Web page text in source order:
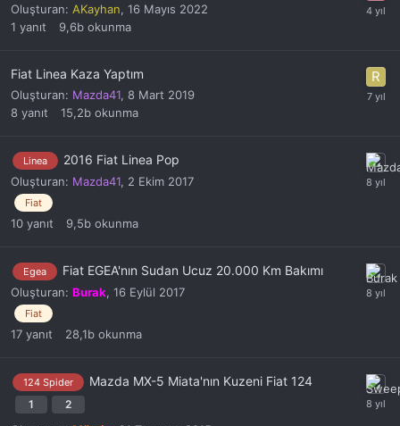
Oluşturan: AKayhan, 16 Mayıs 2022
1 yanıt 9,6b okunma
Fiat Linea Kaza Yaptım
Oluşturan: Mazda41, 8 Mart 2019
8 yanıt 15,2b okunma
Linea 2016 Fiat Linea Pop
Oluşturan: Mazda41, 2 Ekim 2017
Fiat
10 yanıt 9,5b okunma
Egea Fiat EGEA'nın Sudan Ucuz 20.000 Km Bakımı
Oluşturan: Burak, 16 Eylül 2017
Fiat
17 yanıt 28,1b okunma
124 Spider Mazda MX-5 Miata'nın Kuzeni Fiat 124
1 2